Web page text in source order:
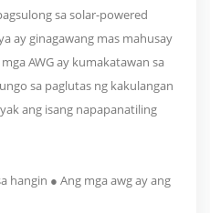
sa solar-powered
ay ginagawang mas mahusay
AWG ay kumakatawan sa
sa paglutas ng kakulangan
ang isang napapanatiling
hangin ● Ang mga awg ay ang